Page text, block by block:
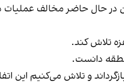
در حال حاضر مخالف
تلاش کند.
دانست.
و تلاش می‌کنیم این